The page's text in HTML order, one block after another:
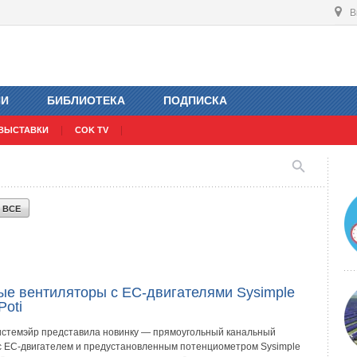
ВЫСТАВКИ COK TV
БИБЛИОТЕКА ПОДПИСКА
ВСЕ
вентиляторы с ЕС-двигателями Sysimple
представила новинку — прямоугольный канальный
ЕС-двигателем и предустановленным потенциометром Sysimple